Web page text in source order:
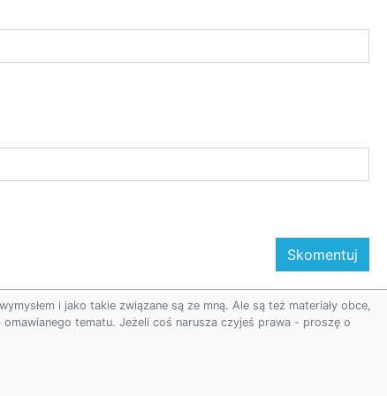
i jako takie związane są ze mną. Ale są też materiały obce,
tematu. Jeżeli coś narusza czyjeś prawa - proszę o